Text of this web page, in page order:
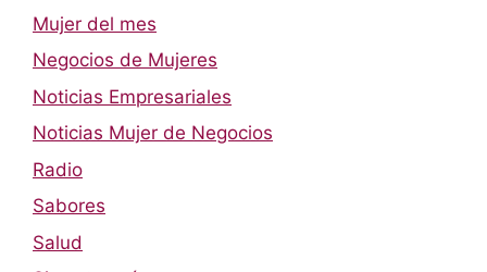
Mujer del mes
Negocios de Mujeres
Noticias Empresariales
Noticias Mujer de Negocios
Radio
Sabores
Salud